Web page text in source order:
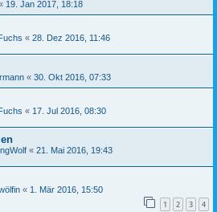
19. Jan 2017, 18:18
« 28. Dez 2016, 11:46
« 30. Okt 2016, 07:33
« 17. Jul 2016, 08:30
« 21. Mai 2016, 19:43
« 1. Mär 2016, 15:50
1 2 3 4